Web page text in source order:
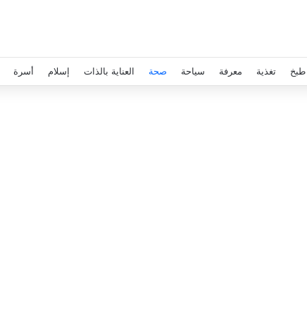
طبخ تغذية معرفة سياحة صحة العناية بالذات إسلام أسرة